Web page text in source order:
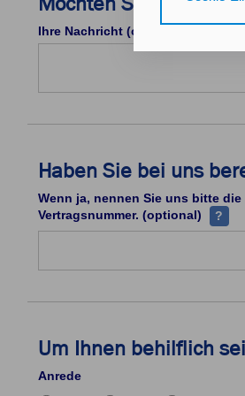
Gerät bzw.
25 Abs. 1
Durch den
mit
Durch den
erteilten
Ihre Nachricht (optional)
Haben Sie bei uns
Wenn ja, nennen Sie uns bitte die
Vertragsnummer. (optional)
Ihre
?
Um Ihnen behilflich
Anrede